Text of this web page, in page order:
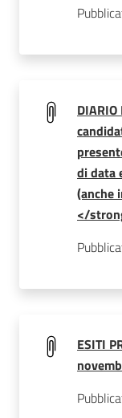
di data
(anche
</
ESITI